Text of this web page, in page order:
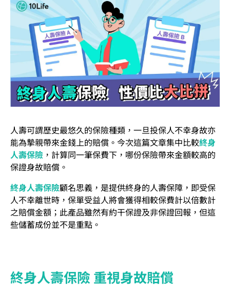
人壽可謂歷史最悠久的保險種類，一旦投保人不幸身故亦
能為摯親帶來金錢上的賠償。今次這篇文章集中比較終身
人壽保險 ，計算同一筆保費下，哪份保險帶來金額較高的
保證身故賠償。
終身人壽保險顧名思義，是提供終身的人壽保障，即受保
人不幸離世時，保單受益人將會獲得相較保費計以倍數計
之賠償金額；此產品雖然有約干保證及非保證回報，但這
些儲蓄成份並不是重點。
終身人壽保險 重視身故賠償